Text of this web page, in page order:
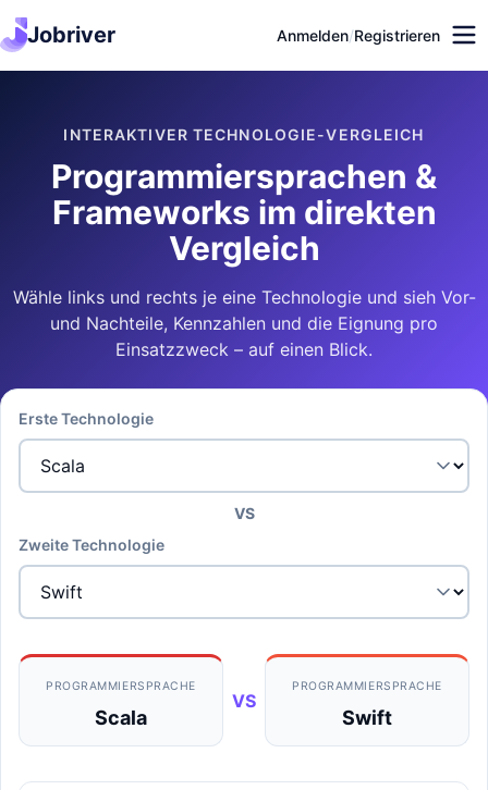
Jobriver Anmelden/Registrieren
INTERAKTIVER TECHNOLOGIE-VERGLEICH
Programmiersprachen &
Frameworks im direkten
Vergleich
Wähle links und rechts je eine Technologie und sieh Vor-
und Nachteile, Kennzahlen und die Eignung pro
Einsatzzweck – auf einen Blick.
Erste Technologie
VS
Zweite Technologie
PROGRAMMIERSPRACHE
Scala
VS
PROGRAMMIERSPRACHE
Swift